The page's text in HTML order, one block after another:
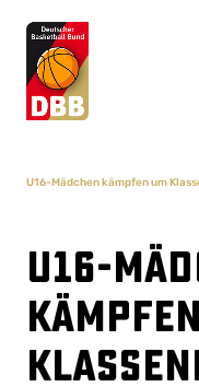
U16-Mädchen kämpfen um
U16-